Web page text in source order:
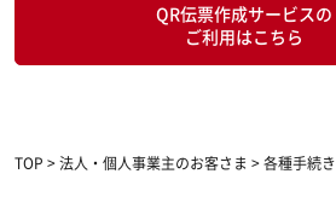
QR伝票作成サービスの
ご利用はこちら
TOP >法人・個人事業主のお客さま >各種手続き